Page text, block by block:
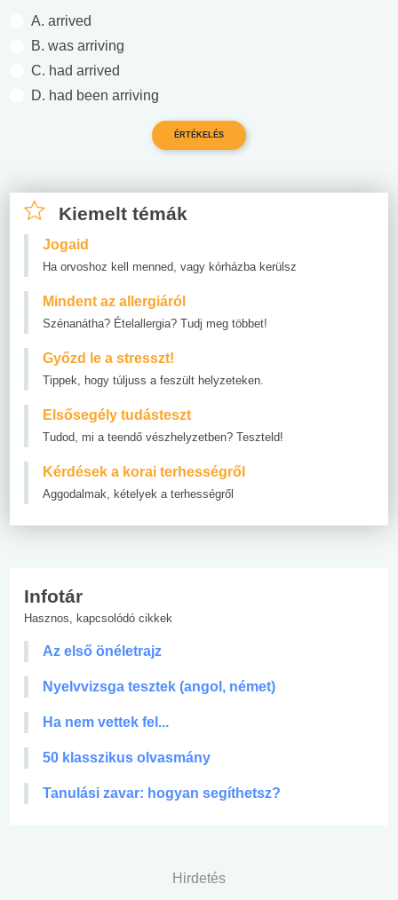
A. arrived
B. was arriving
C. had arrived
D. had been arriving
Kiemelt témák
Jogaid
Ha orvoshoz kell menned, vagy kórházba kerülsz
Mindent az allergiáról
Szénanátha? Ételallergia? Tudj meg többet!
Győzd le a stresszt!
Tippek, hogy túljuss a feszült helyzeteken.
Elsősegély tudásteszt
Tudod, mi a teendő vészhelyzetben? Teszteld!
Kérdések a korai terhességről
Aggodalmak, kételyek a terhességről
Infotár
Hasznos, kapcsolódó cikkek
Az első önéletrajz
Nyelvvizsga tesztek (angol, német)
Ha nem vettek fel...
50 klasszikus olvasmány
Tanulási zavar: hogyan segíthetsz?
Hirdetés